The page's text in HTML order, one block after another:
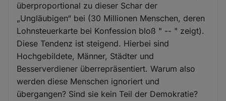
überproportional zu dieser Schar der
„Ungläubigen“ bei (30 Millionen Menschen, deren
Lohnsteuerkarte bei Konfession bloß " -- " zeigt).
Diese Tendenz ist steigend. Hierbei sind
Hochgebildete, Männer, Städter und
Besserverdiener überrepräsentiert. Warum also
werden diese Menschen ignoriert und
übergangen? Sind sie kein Teil der Demokratie?